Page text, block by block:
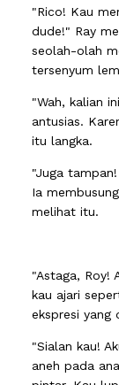
"Rico! Kau
dude!" Ray
seolah-olah
tersenyum
"Wah, kalian
antusias.
itu langka.
"Juga
Ia
melihat itu.
"Astaga, Roy!
kau ajari
ekspresi yang
"Sialan kau!
aneh pada